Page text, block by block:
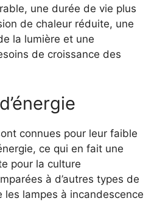
une durée de vie plus
de chaleur réduite, une
la lumière et une
de croissance des
connues pour leur faible
ce qui en fait une
pour la culture
à d’autres types de
les lampes à incandescence